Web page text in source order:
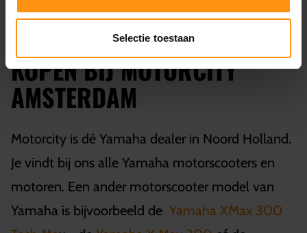
Selectie toestaan
YAMAHA TMAX TECH MAX
KOPEN BIJ MOTORCITY
AMSTERDAM
Motorcity is dé Yamaha dealer in Noord Holland.
Je vindt bij ons alle Yamaha motorscooters en
motoren. Een ander motorscooter model van
Yamaha is bijvoorbeeld de Yamaha XMax 300